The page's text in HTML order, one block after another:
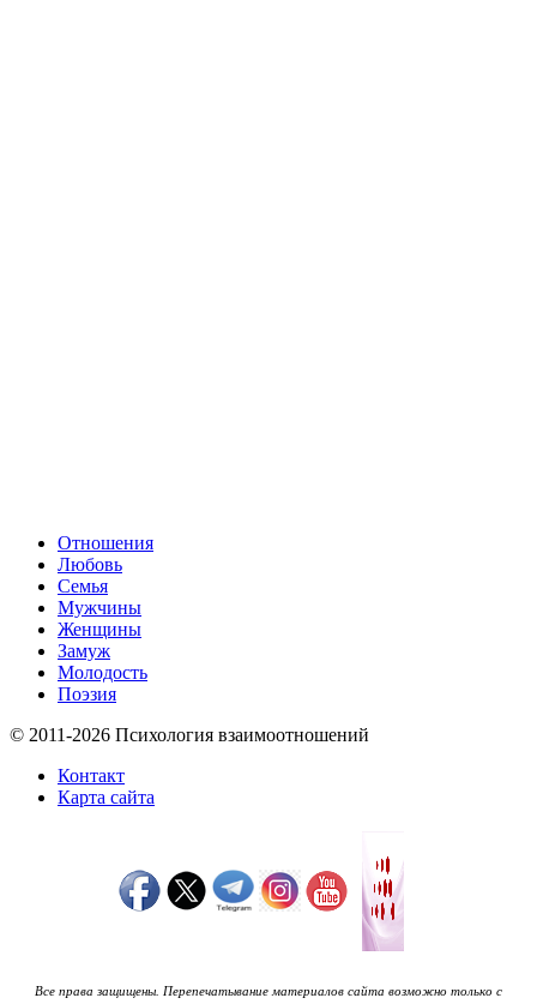
Отношения
Любовь
Семья
Мужчины
Женщины
Замуж
Молодость
Поэзия
© 2011-2026 Психология взаимоотношений
Контакт
Карта сайта
Все права защищены. Перепечатывание материалов сайта возможно только с